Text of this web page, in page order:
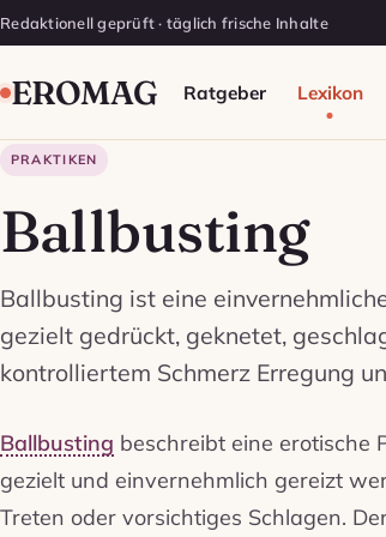
Redaktionell geprüft · täglich frische Inhalte
EROMAG Ratgeber Lexikon
PRAKTIKEN
Ballbusting
Ballbusting ist eine
gezielt gedrückt, geknetet,
kontrolliertem Schmerz Erregung
Ballbusting beschreibt eine erotische
gezielt und einvernehmlich gereizt
Treten oder vorsichtiges Schlagen.